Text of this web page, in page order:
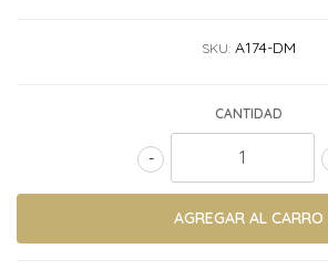
SKU: A174-DM
CANTIDAD
-